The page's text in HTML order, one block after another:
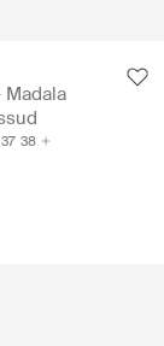
Madala
37 38